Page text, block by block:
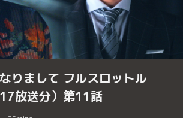
りまして フルスロットル
放送分）第11話